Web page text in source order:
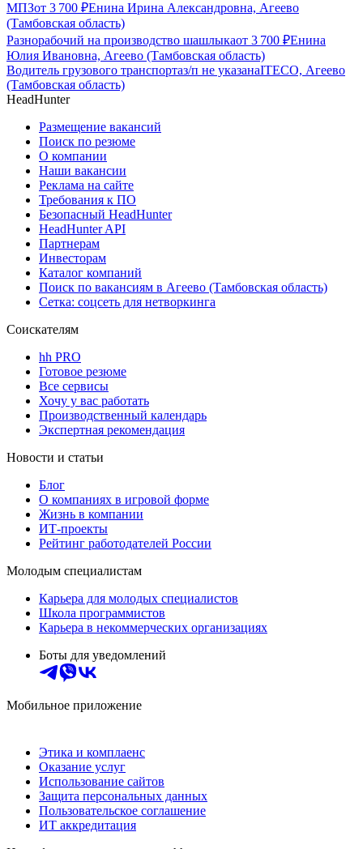
МПЗот 3 700 ₽Енина Ирина Александровна, Агеево
(Тамбовская область)
Разнорабочий на производство шашлыкаот 3 700 ₽Енина
Юлия Ивановна, Агеево (Тамбовская область)
Водитель грузового транспортаз/п не указанаITECO, Агеево
(Тамбовская область)
HeadHunter
Размещение вакансий
Поиск по резюме
О компании
Наши вакансии
Реклама на сайте
Требования к ПО
Безопасный HeadHunter
HeadHunter API
Партнерам
Инвесторам
Каталог компаний
Поиск по вакансиям в Агеево (Тамбовская область)
Сетка: соцсеть для нетворкинга
Соискателям
hh PRO
Готовое резюме
Все сервисы
Хочу у вас работать
Производственный календарь
Экспертная рекомендация
Новости и статьи
Блог
О компаниях в игровой форме
Жизнь в компании
ИТ-проекты
Рейтинг работодателей России
Молодым специалистам
Карьера для молодых специалистов
Школа программистов
Карьера в некоммерческих организациях
Боты для уведомлений
Мобильное приложение
Этика и комплаенс
Оказание услуг
Использование сайтов
Защита персональных данных
Пользовательское соглашение
ИТ аккредитация